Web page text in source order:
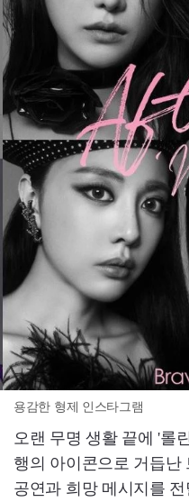
용감한 형제 인스타그램
오랜 무명 생활 끝에 '롤
행의 아이콘으로 거듭난
공연과 희망 메시지를